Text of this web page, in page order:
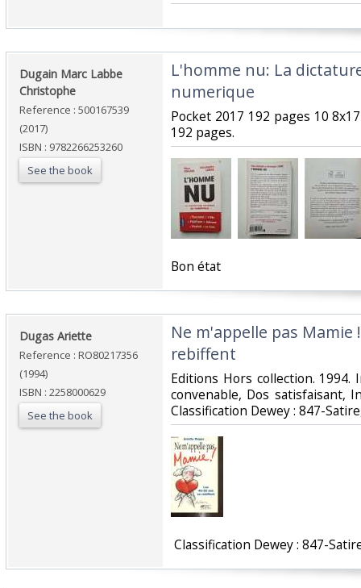
‎Dugain Marc Labbe
Christophe‎
Reference : 500167539
(2017)
ISBN : 9782266253260
See the book
‎L'homme nu: La
numerique‎
‎Pocket 2017 192 pages 10
192 pages.‎
‎Bon état‎
‎Dugas Ariette‎
Reference : RO80217356
(1994)
ISBN : 2258000629
See the book
‎Ne m'appelle pas Mamie
rebiffent‎
‎Editions Hors collection. 1994.
convenable, Dos satisfaisant,
Classification Dewey : 847-
Classification Dewey : 847-